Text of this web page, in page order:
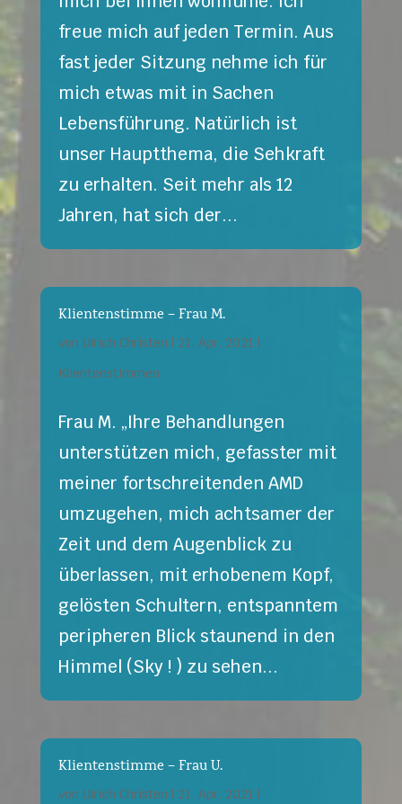
freue mich auf jeden Termin. Aus
fast jeder Sitzung nehme ich für
mich etwas mit in Sachen
Lebensführung. Natürlich ist
unser Hauptthema, die Sehkraft
zu erhalten. Seit mehr als 12
Jahren, hat sich der...
Klientenstimme – Frau M.
von Ulrich Christen | 21. Apr. 2021 |
Klientenstimmen
Frau M. „Ihre Behandlungen
unterstützen mich, gefasster mit
meiner fortschreitenden AMD
umzugehen, mich achtsamer der
Zeit und dem Augenblick zu
überlassen, mit erhobenem Kopf,
gelösten Schultern, entspanntem
peripheren Blick staunend in den
Himmel (Sky ! ) zu sehen...
Klientenstimme – Frau U.
von Ulrich Christen | 21. Apr. 2021 |